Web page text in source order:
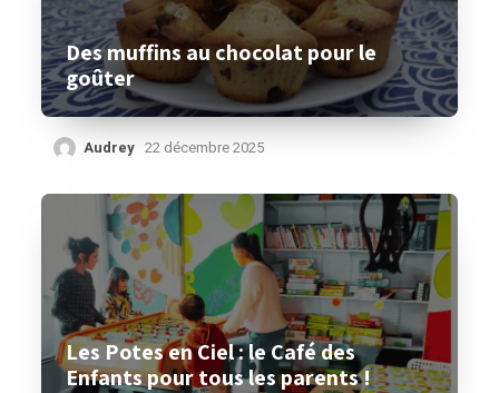
Des muffins au chocolat pour le
goûter
Audrey 22 décembre 2025
Les Potes en Ciel : le Café des
Enfants pour tous les parents !